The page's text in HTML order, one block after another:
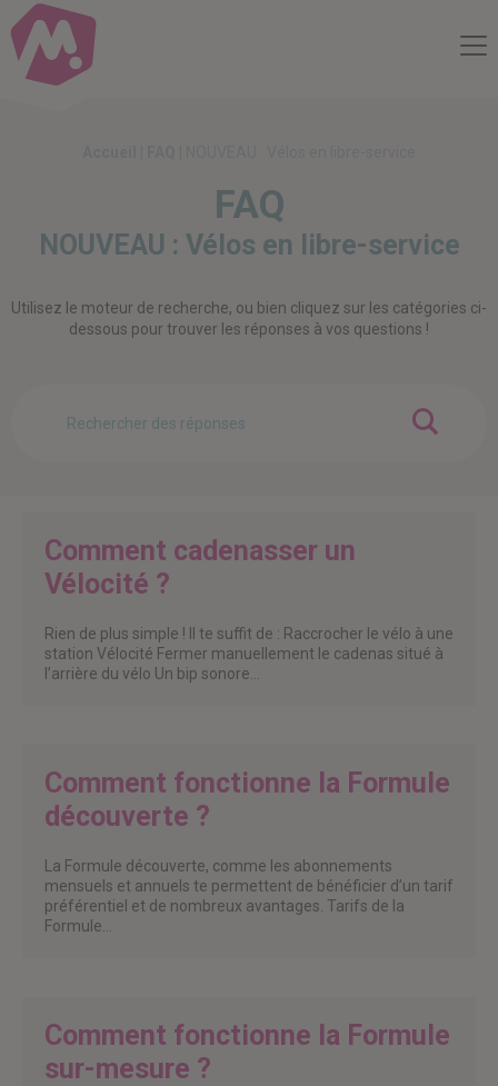
Compte Mobilité
FAQ
NOUVEAU : Vélos en libre-service
Utilisez le moteur de recherche, ou bien cliquez sur les catégories ci-
dessous pour trouver les réponses à vos questions !
Comment cadenasser un
Vélocité ?
Rien de plus simple ! Il te suffit de : Raccrocher le vélo à une
station Vélocité Fermer manuellement le cadenas situé à
l’arrière du vélo Un bip sonore…
Comment fonctionne la Formule
découverte ?
La Formule découverte, comme les abonnements
mensuels et annuels te permettent de bénéficier d’un tarif
préférentiel et de nombreux avantages. Tarifs de la
Formule…
Comment fonctionne la Formule
sur-mesure ?